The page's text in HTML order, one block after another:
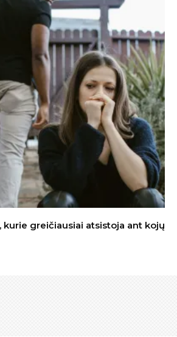
kurie greičiausiai atsistoja ant kojų